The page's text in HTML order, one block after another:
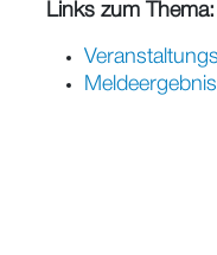
Links zum Thema: